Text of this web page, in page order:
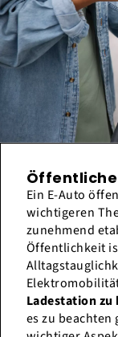
Ein E-Auto
wichtigeren
zunehmend
Öffentlichkeit
Ladestation zu
es zu